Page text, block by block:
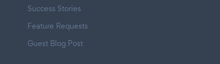
Success Stories
Feature Requests
Guest Blog Post